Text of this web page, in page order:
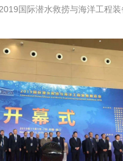
国际潜水救捞与海洋工程